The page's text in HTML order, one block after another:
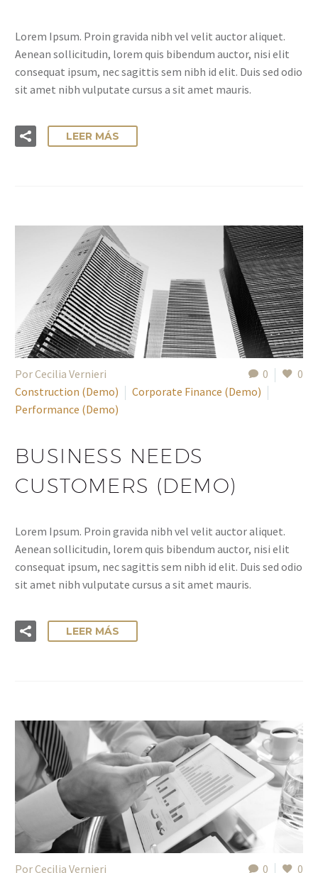
Lorem Ipsum. Proin gravida nibh vel velit auctor aliquet.
Aenean sollicitudin, lorem quis bibendum auctor, nisi elit
consequat ipsum, nec sagittis sem nibh id elit. Duis sed odio
sit amet nibh vulputate cursus a sit amet mauris.
LEER MÁS
0 0
Por Cecilia Vernieri
Construction (Demo)
Corporate Finance (Demo)
Performance (Demo)
BUSINESS NEEDS
CUSTOMERS (DEMO)
Lorem Ipsum. Proin gravida nibh vel velit auctor aliquet.
Aenean sollicitudin, lorem quis bibendum auctor, nisi elit
consequat ipsum, nec sagittis sem nibh id elit. Duis sed odio
sit amet nibh vulputate cursus a sit amet mauris.
LEER MÁS
0 0
Por Cecilia Vernieri